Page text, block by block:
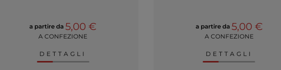
a partire da 5,00 €
A CONFEZIONE
DETTAGLI
a partire da 5,00 €
A CONFEZIONE
DETTAGLI